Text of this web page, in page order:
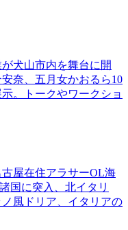
犬山市内を舞台に開
奈、五月女かおるら10
。トークやワークショ
屋在住アラサーOL海
国に突入、北イタリ
風ドリア、イタリアの